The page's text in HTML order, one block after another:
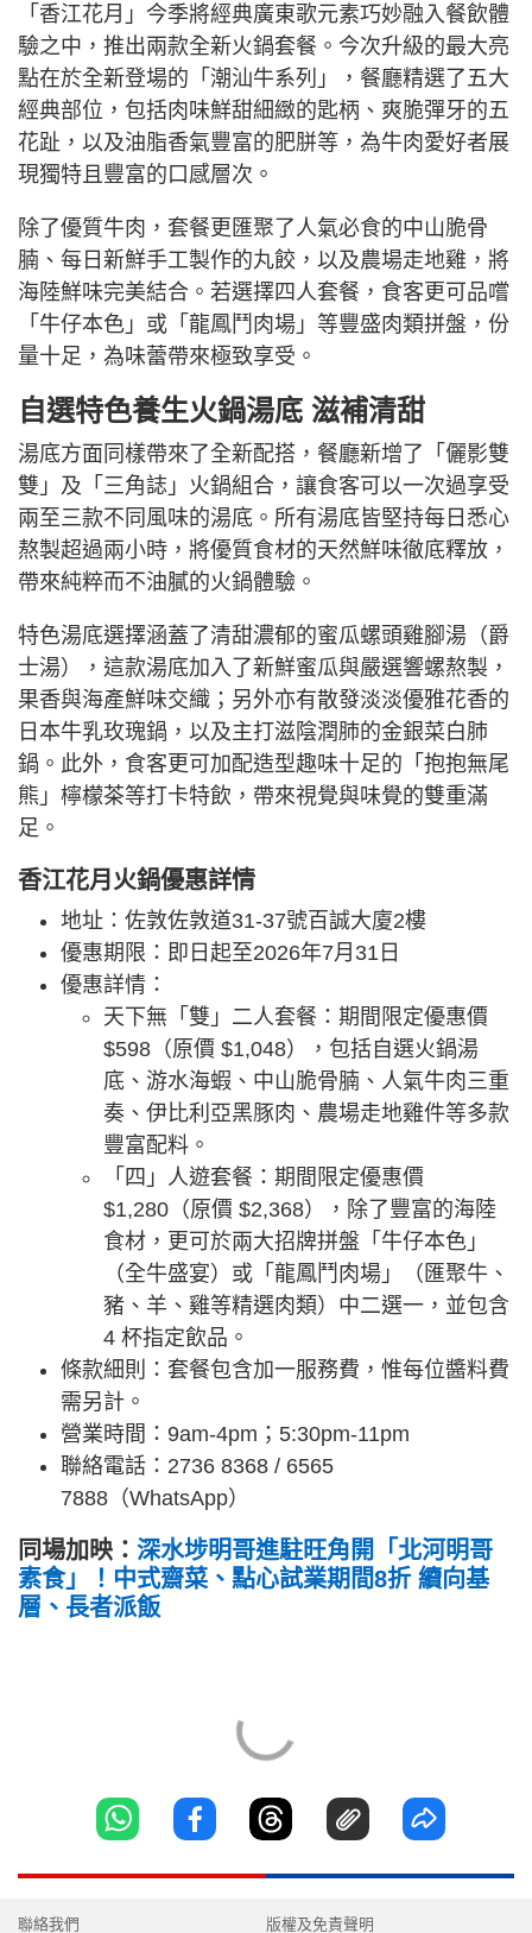
「香江花月」今季將經典廣東歌元素巧妙融入餐飲體
驗之中，推出兩款全新火鍋套餐。今次升級的最大亮
點在於全新登場的「潮汕牛系列」，餐廳精選了五大
經典部位，包括肉味鮮甜細緻的匙柄、爽脆彈牙的五
花趾，以及油脂香氣豐富的肥胼等，為牛肉愛好者展
現獨特且豐富的口感層次。
除了優質牛肉，套餐更匯聚了人氣必食的中山脆骨
腩、每日新鮮手工製作的丸餃，以及農場走地雞，將
海陸鮮味完美結合。若選擇四人套餐，食客更可品嚐
「牛仔本色」或「龍鳳鬥肉場」等豐盛肉類拼盤，份
量十足，為味蕾帶來極致享受。
自選特色養生火鍋湯底 滋補清甜
湯底方面同樣帶來了全新配搭，餐廳新增了「儷影雙
雙」及「三角誌」火鍋組合，讓食客可以一次過享受
兩至三款不同風味的湯底。所有湯底皆堅持每日悉心
熬製超過兩小時，將優質食材的天然鮮味徹底釋放，
帶來純粹而不油膩的火鍋體驗。
特色湯底選擇涵蓋了清甜濃郁的蜜瓜螺頭雞腳湯（爵
士湯），這款湯底加入了新鮮蜜瓜與嚴選響螺熬製，
果香與海產鮮味交織；另外亦有散發淡淡優雅花香的
日本牛乳玫瑰鍋，以及主打滋陰潤肺的金銀菜白肺
鍋。此外，食客更可加配造型趣味十足的「抱抱無尾
熊」檸檬茶等打卡特飲，帶來視覺與味覺的雙重滿
足。
香江花月火鍋優惠詳情
地址：佐敦佐敦道31-37號百誠大廈2樓
優惠期限：即日起至2026年7月31日
優惠詳情：
天下無「雙」二人套餐：期間限定優惠價
$598（原價 $1,048），包括自選火鍋湯
底、游水海蝦、中山脆骨腩、人氣牛肉三重
奏、伊比利亞黑豚肉、農場走地雞件等多款
豐富配料。
「四」人遊套餐：期間限定優惠價
$1,280（原價 $2,368），除了豐富的海陸
食材，更可於兩大招牌拼盤「牛仔本色」
（全牛盛宴）或「龍鳳鬥肉場」（匯聚牛、
豬、羊、雞等精選肉類）中二選一，並包含
4 杯指定飲品。
條款細則：套餐包含加一服務費，惟每位醬料費
需另計。
營業時間：9am-4pm；5:30pm-11pm
聯絡電話：2736 8368 / 6565
7888（WhatsApp）
同場加映： 深水埗明哥進駐旺角開「北河明哥
素食」！中式齋菜、點心試業期間8折 續向基
層、長者派飯
聯絡我們 版權及免責聲明